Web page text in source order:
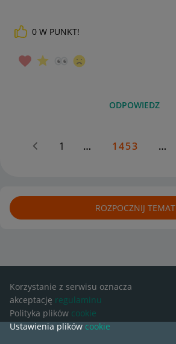
0 W PUNKT!
ODPOWIEDZ
1 … 1453 …
ROZPOCZNIJ TEMAT
Korzystanie z serwisu oznacza
akceptację regulaminu
Polityka plików cookie
Ustawienia plików cookie